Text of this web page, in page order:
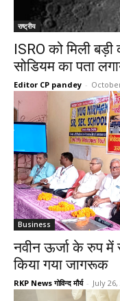
राष्ट्रीय
ISRO को मिली बड़ी
सोडियम का पता
Editor CP pandey -
Business
नवीन ऊर्जा के रुप में
किया गया जागरूक
RKP News गोविन्द मौर्य - July